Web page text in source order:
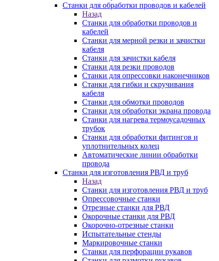
Станки для обработки проводов и кабелей
Назад
Станки для обработки проводов и
кабелей
Станки для мерной резки и зачистки
кабеля
Станки для зачистки кабеля
Станки для резки проводов
Станки для опрессовки наконечников
Станки для гибки и скручивания
кабеля
Станки для обмотки проводов
Станки для обработки экрана провода
Станки для нагрева термоусадочных
трубок
Станки для обработки фитингов и
уплотнительных колец
Автоматические линии обработки
провода
Станки для изготовления РВД и труб
Назад
Станки для изготовления РВД и труб
Опрессовочные станки
Отрезные станки для РВД
Окорочные станки для РВД
Окорочно-отрезные станки
Испытательные стенды
Маркировочные станки
Станки для перфорации рукавов